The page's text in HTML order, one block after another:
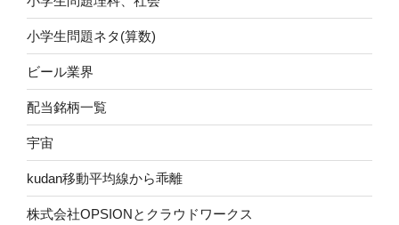
小学生問題ネタ(算数)
ビール業界
配当銘柄一覧
宇宙
kudan移動平均線から乖離
株式会社OPSIONとクラウドワークス